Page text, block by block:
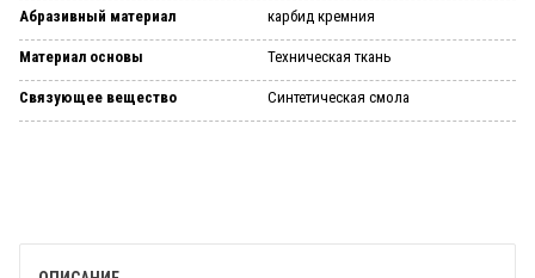
Абразивный материал карбид кремния
Материал основы Техническая ткань
Связующее вещество Синтетическая смола